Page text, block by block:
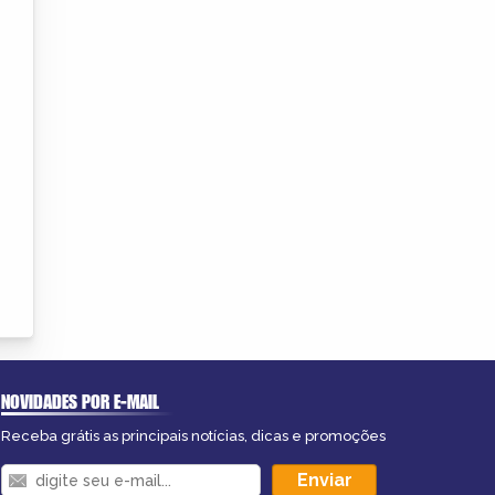
NOVIDADES POR E-MAIL
Receba grátis as principais notícias, dicas e promoções